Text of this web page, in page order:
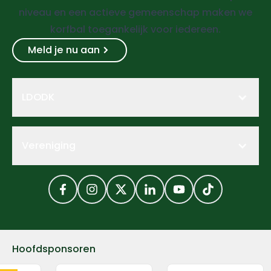
niveau en een actieve gemeenschap maken we
korfbal toegankelijk voor iedereen.
Meld je nu aan
FacebookInstagram
TwitterLinkedInYouTubeTikTok
Hoofdsponsoren